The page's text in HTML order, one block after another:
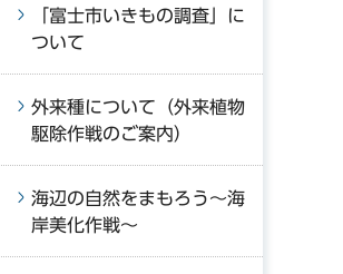
「富士市いきもの調査」に
ついて
外来種について（外来植物
駆除作戦のご案内）
海辺の自然をまもろう～海
岸美化作戦～